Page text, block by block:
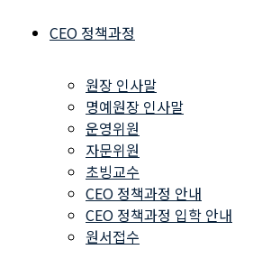
CEO 정책과정
원장 인사말
명예원장 인사말
운영위원
자문위원
초빙교수
CEO 정책과정 안내
CEO 정책과정 입학 안내
원서접수